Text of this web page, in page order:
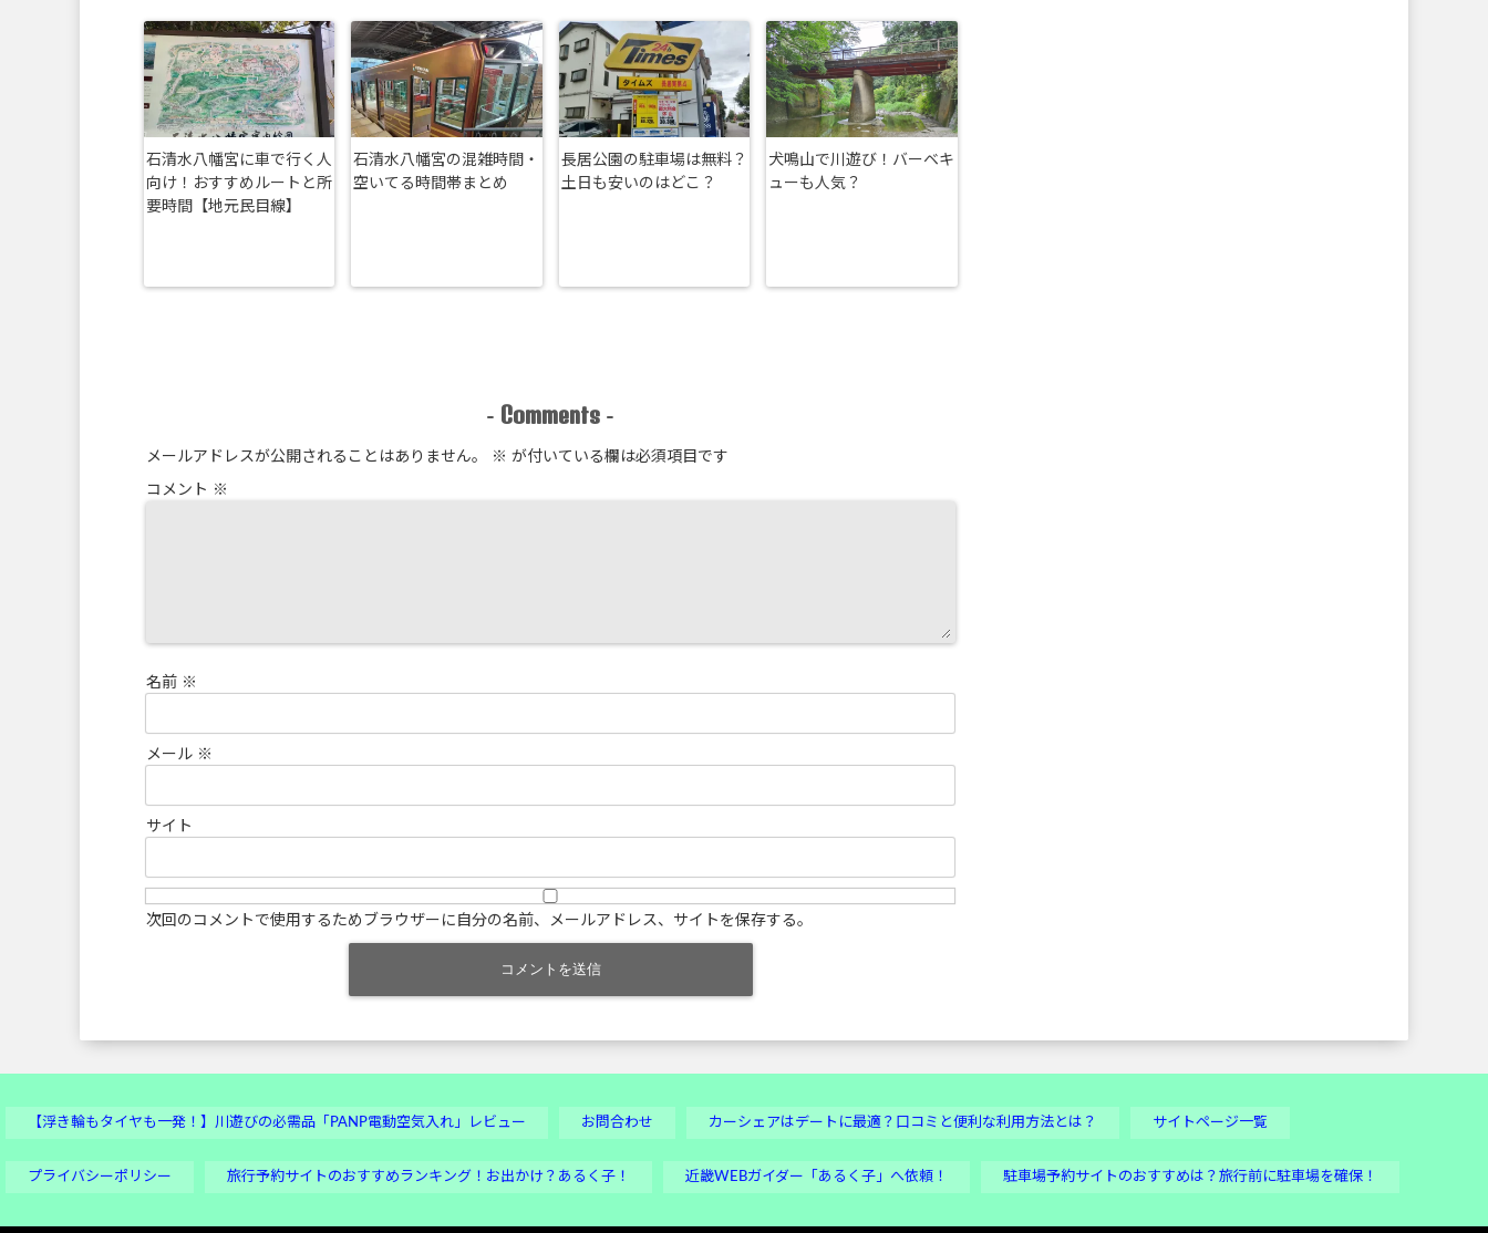
石清水八幡宮に車で行く人
向け！おすすめルートと所
要時間【地元民目線】
石清水八幡宮の混雑時間・
空いてる時間帯まとめ
長居公園の駐車場は無料？
土日も安いのはどこ？
犬鳴山で川遊び！バーベキ
ューも人気？
- Comments -
メールアドレスが公開されることはありません。 ※ が付いている欄は必須項目です
コメント ※
名前 ※
メール ※
サイト
次回のコメントで使用するためブラウザーに自分の名前、メールアドレス、サイトを保存する。
【浮き輪もタイヤも一発！】川遊びの必需品「PANP電動空気入れ」レビュー お問合わせ カーシェアはデートに最適？口コミと便利な利用方法とは？ サイトページ一覧
プライバシーポリシー 旅行予約サイトのおすすめランキング！お出かけ？あるく子！ 近畿WEBガイダー「あるく子」へ依頼！ 駐車場予約サイトのおすすめは？旅行前に駐車場を確保！